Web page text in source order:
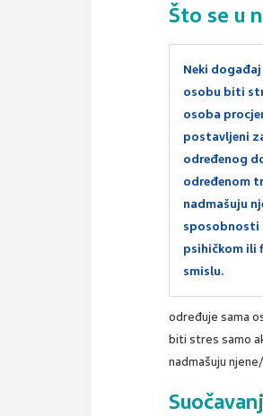
Što se u
Neki događaj
osobu biti
osoba
postavljeni
određenog
određenom
nadmašuju
sposobnosti
psihičkom ili
smislu.
određuje sama
biti stres samo
nadmašuju